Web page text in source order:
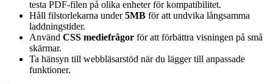
testa PDF-filen på olika enheter för kompatibilitet.
Håll filstorlekarna under5MB för att undvika långsamma
laddningstider.
Använd CSS mediefrågor för att förbättra visningen på små
skärmar.
Ta hänsyn till webbläsarstöd när du lägger till anpassade
funktioner.